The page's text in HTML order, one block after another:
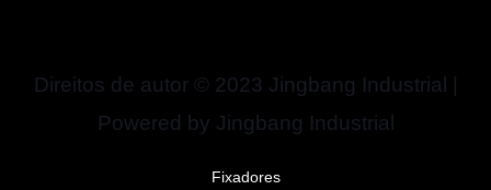
Direitos de autor © 2023 Jingbang Industrial |
Powered by Jingbang Industrial
Fixadores